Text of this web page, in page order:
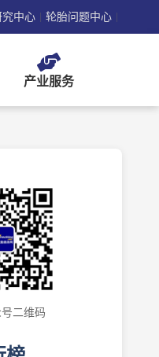
中心 | 轮胎问题中心 |
产业服务
二维码